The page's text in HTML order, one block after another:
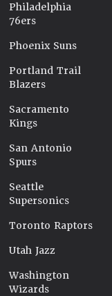
Philadelphia
76ers
Phoenix Suns
Portland Trail
Blazers
Sacramento
Kings
San Antonio
Spurs
Seattle
Supersonics
Toronto Raptors
Utah Jazz
Washington
Wizards